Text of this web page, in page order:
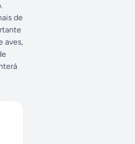
de
aves,